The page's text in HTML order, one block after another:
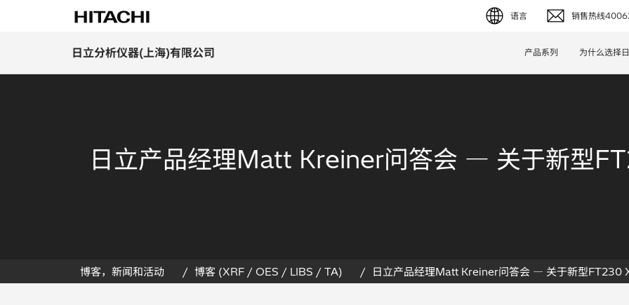
语言
English (EN)
销售热线
日立分析仪器(上海)有限公司 产品系列 为什么选择
日立产品经理Matt Kreiner问答会 — 关于新型
博客，新闻和活动 博客 (XRF / OES / LIBS / TA) 日立产品经理Matt Kreiner问答会 — 关于新型FT230